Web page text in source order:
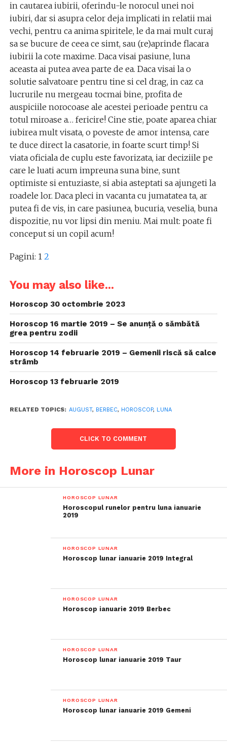
in cautarea iubirii, oferindu-le norocul unei noi
iubiri, dar si asupra celor deja implicati in relatii mai
vechi, pentru ca anima spiritele, le da mai mult curaj
sa se bucure de ceea ce simt, sau (re)aprinde flacara
iubirii la cote maxime. Daca visai pasiune, luna
aceasta ai putea avea parte de ea. Daca visai la o
solutie salvatoare pentru tine si cel drag, in caz ca
lucrurile nu mergeau tocmai bine, profita de
auspiciile norocoase ale acestei perioade pentru ca
totul miroase a… fericire! Cine stie, poate aparea chiar
iubirea mult visata, o poveste de amor intensa, care
te duce direct la casatorie, in foarte scurt timp! Si
viata oficiala de cuplu este favorizata, iar deciziile pe
care le luati acum impreuna suna bine, sunt
optimiste si entuziaste, si abia asteptati sa ajungeti la
roadele lor. Daca pleci in vacanta cu jumatatea ta, ar
putea fi de vis, in care pasiunea, bucuria, veselia, buna
dispozitie, nu vor lipsi din meniu. Mai mult: poate fi
conceput si un copil acum!
Pagini: 1 2
You may also like...
Horoscop 30 octombrie 2023
Horoscop 16 martie 2019 – Se anunță o sămbătă
grea pentru zodii
Horoscop 14 februarie 2019 – Gemenii riscă să calce
strâmb
Horoscop 13 februarie 2019
RELATED TOPICS: AUGUST, BERBEC, HOROSCOP, LUNA
CLICK TO COMMENT
More in Horoscop Lunar
HOROSCOP LUNAR
Horoscopul runelor pentru luna ianuarie
2019
HOROSCOP LUNAR
Horoscop lunar ianuarie 2019 Integral
HOROSCOP LUNAR
Horoscop ianuarie 2019 Berbec
HOROSCOP LUNAR
Horoscop lunar ianuarie 2019 Taur
HOROSCOP LUNAR
Horoscop lunar ianuarie 2019 Gemeni